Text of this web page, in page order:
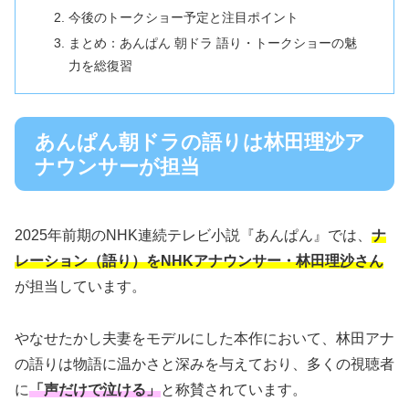
今後のトークショー予定と注目ポイント
まとめ：あんぱん 朝ドラ 語り・トークショーの魅
力を総復習
あんぱん朝ドラの語りは林田理沙ア
ナウンサーが担当
2025年前期のNHK連続テレビ小説『あんぱん』では、 ナ
レーション（語り）をNHKアナウンサー・林田理沙さん
が担当しています。
やなせたかし夫妻をモデルにした本作において、林田アナ
の語りは物語に温かさと深みを与えており、多くの視聴者
に「声だけで泣ける」と称賛されています。